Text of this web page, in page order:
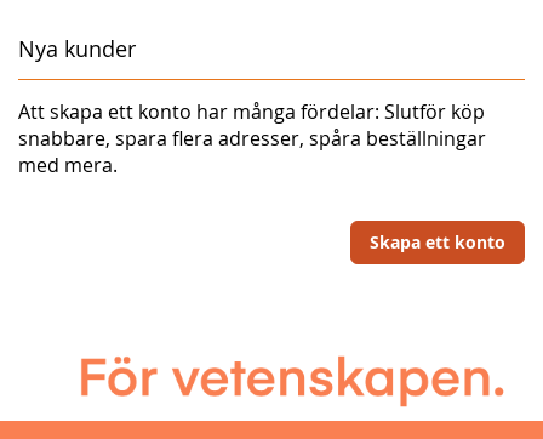
Nya kunder
Att skapa ett konto har många fördelar: Slutför köp
snabbare, spara flera adresser, spåra beställningar
med mera.
Skapa ett konto